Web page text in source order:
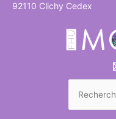
92110 Clichy Cedex